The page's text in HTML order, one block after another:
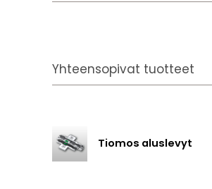
Yhteensopivat tuotteet
Tiomos aluslevyt